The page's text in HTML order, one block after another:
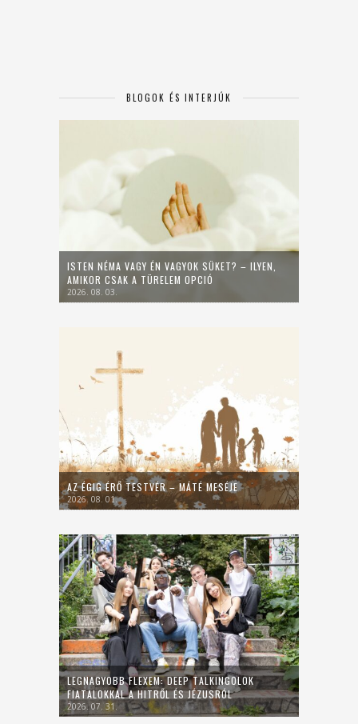
BLOGOK ÉS INTERJÚK
ISTEN NÉMA VAGY ÉN VAGYOK SÜKET? – ILYEN,
AMIKOR CSAK A TÜRELEM OPCIÓ
2026. 08. 03.
AZ ÉGIG ÉRŐ TESTVÉR – MÁTÉ MESÉJE
2026. 08. 01.
LEGNAGYOBB FLEXEM: DEEP TALKINGOLOK
FIATALOKKAL A HITRŐL ÉS JÉZUSRÓL
2026. 07. 31.